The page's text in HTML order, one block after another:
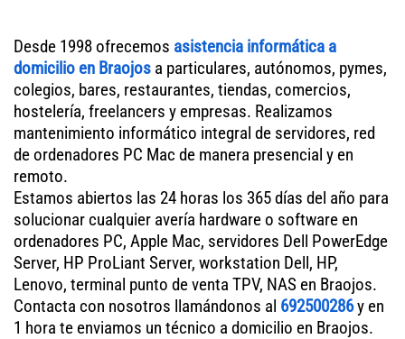
Desde 1998 ofrecemos asistencia informática a
domicilio en Braojos a particulares, autónomos, pymes,
colegios, bares, restaurantes, tiendas, comercios,
hostelería, freelancers y empresas. Realizamos
mantenimiento informático integral de servidores, red
de ordenadores PC Mac de manera presencial y en
remoto.
Estamos abiertos las 24 horas los 365 días del año para
solucionar cualquier avería hardware o software en
ordenadores PC, Apple Mac, servidores Dell PowerEdge
Server, HP ProLiant Server, workstation Dell, HP,
Lenovo, terminal punto de venta TPV, NAS en Braojos.
Contacta con nosotros llamándonos al 692500286y en
1 hora te enviamos un técnico a domicilio en Braojos.